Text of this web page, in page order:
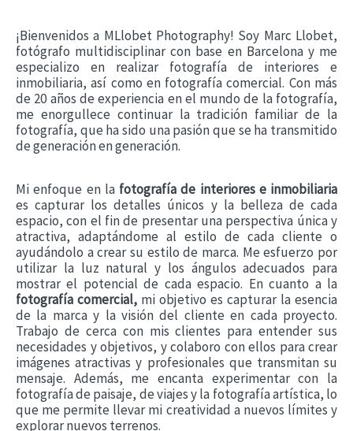
¡Bienvenidos a MLlobet Photography! Soy Marc Llobet,
fotógrafo multidisciplinar con base en Barcelona y me
especializo en realizar fotografía de interiores e
inmobiliaria, así como en fotografía comercial. Con más
de 20 años de experiencia en el mundo de la fotografía,
me enorgullece continuar la tradición familiar de la
fotografía, que ha sido una pasión que se ha transmitido
de generación en generación.
Mi enfoque en la fotografía de interiores e inmobiliaria
es capturar los detalles únicos y la belleza de cada
espacio, con el fin de presentar una perspectiva única y
atractiva, adaptándome al estilo de cada cliente o
ayudándolo a crear su estilo de marca. Me esfuerzo por
utilizar la luz natural y los ángulos adecuados para
mostrar el potencial de cada espacio. En cuanto a la
fotografía comercial, mi objetivo es capturar la esencia
de la marca y la visión del cliente en cada proyecto.
Trabajo de cerca con mis clientes para entender sus
necesidades y objetivos, y colaboro con ellos para crear
imágenes atractivas y profesionales que transmitan su
mensaje. Además, me encanta experimentar con la
fotografía de paisaje, de viajes y la fotografía artística, lo
que me permite llevar mi creatividad a nuevos límites y
explorar nuevos terrenos.